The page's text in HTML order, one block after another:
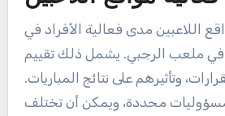
اللاعبين مدى فعالية الأفراد في
في ملعب الرجبي. يشمل ذلك تقييم
وتأثيرهم على نتائج المباريات.
محددة، ويمكن أن تختلف